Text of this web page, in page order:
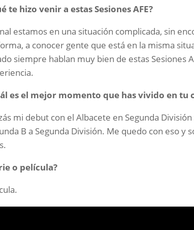
te hizo venir a estas Sesiones AFE?
estamos en una situación complicada, sin
a conocer gente que está en la misma
siempre hablan muy bien de estas Sesiones
es el mejor momento que has vivido en tu
mi debut con el Albacete en Segunda
B a Segunda División. Me quedo con eso
o película?